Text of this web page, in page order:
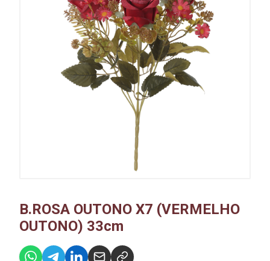
B.ROSA OUTONO X7 (VERMELHO
OUTONO) 33cm